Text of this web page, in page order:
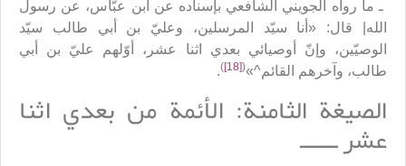
ـ ما رواه الجويني الشافعي بإسناده عن ابن عبّاس، عن رسول
الله| قال: «أنا سيّد المرسلين، وعليّ بن أبي طالب سيّد
الوصيّين، وإنّ أوصيائي بعدي اثنا عشر، أوّلهم عليّ بن أبي
طالب، وآخرهم القائم^»(
[18]
)
.
الصيغة الثامنة: الأئمة من بعدي اثنا
عشر ــــــ